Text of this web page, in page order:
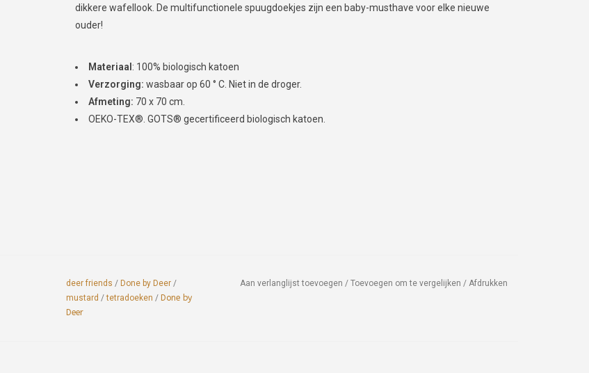
dikkere wafellook. De multifunctionele spuugdoekjes zijn een baby-musthave voor elke nieuwe
ouder!
Materiaal : 100% biologisch katoen
Verzorging: wasbaar op 60 ° C. Niet in de droger.
Afmeting: 70 x 70 cm.
OEKO-TEX®. GOTS® gecertificeerd biologisch katoen.
deer friends / Done by Deer /
mustard /tetradoeken / Done by
Deer
Aan verlanglijst toevoegen / Toevoegen om te vergelijken / Afdrukken